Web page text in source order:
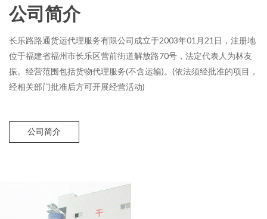
公司简介
长乐路路通货运代理服务有限公司成立于2003年01月21日，注册地
位于福建省福州市长乐区营前街道解放路70号，法定代表人为林友
振。经营范围包括货物代理服务(不含运输)。(依法须经批准的项目，
经相关部门批准后方可开展经营活动)
公司简介